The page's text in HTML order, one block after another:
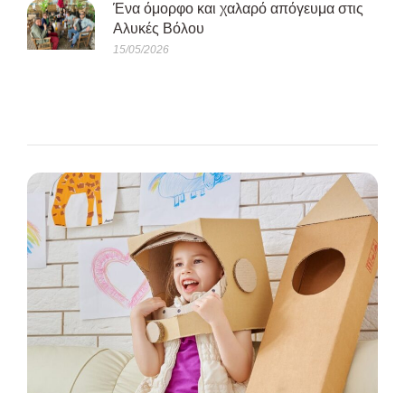
Ένα όμορφο και χαλαρό απόγευμα στις
Αλυκές Βόλου
15/05/2026